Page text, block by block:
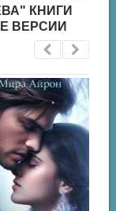
КНИГИ
ВЕРСИИ